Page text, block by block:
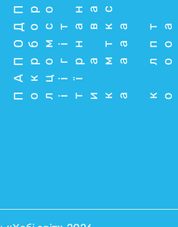
Про нас
Доставка
Обмін та
Програма
Акції
Політика